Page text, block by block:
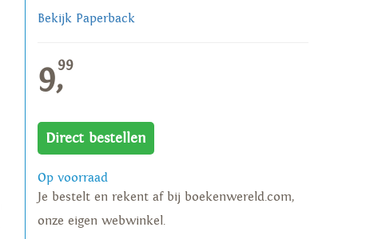
Bekijk Paperback
9,99
Direct bestellen
Op voorraad
Je bestelt en rekent af bij boekenwereld.com,
onze eigen webwinkel.